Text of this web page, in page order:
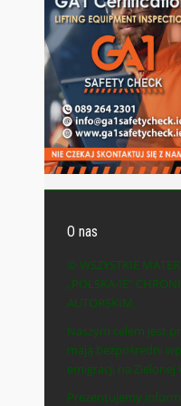
O nas
© WSZYSTKIE
„POLSKA-IE”
AUTORSKIM.
Naszym celem jest
mają bezpośredni
emigracji na Zielonej
Prezentujemy